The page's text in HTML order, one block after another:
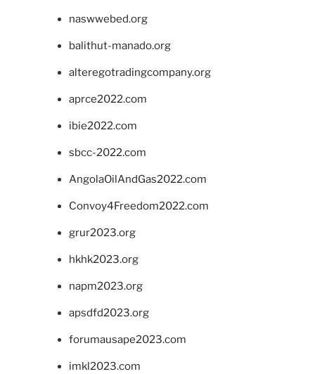
naswwebed.org
balithut-manado.org
alteregotradingcompany.org
aprce2022.com
ibie2022.com
sbcc-2022.com
AngolaOilAndGas2022.com
Convoy4Freedom2022.com
grur2023.org
hkhk2023.org
napm2023.org
apsdfd2023.org
forumausape2023.com
imkl2023.com